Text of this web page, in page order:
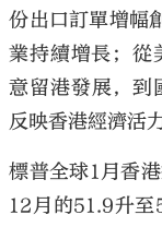
份出口訂單增幅
業持續增長；從
意留港發展，到
反映香港經濟活
標普全球1月香
12月的51.9升至